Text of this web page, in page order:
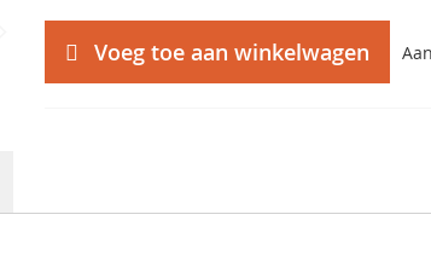
Voeg toe aan winkelwagen